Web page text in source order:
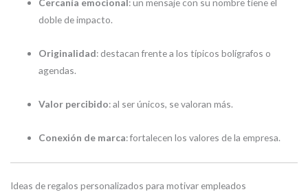
Cercanía emocional: un mensaje con su nombre tiene el
doble de impacto.
Originalidad: destacan frente a los típicos bolígrafos o
agendas.
Valor percibido: al ser únicos, se valoran más.
Conexión de marca: fortalecen los valores de la empresa.
Ideas de regalos personalizados para motivar empleados